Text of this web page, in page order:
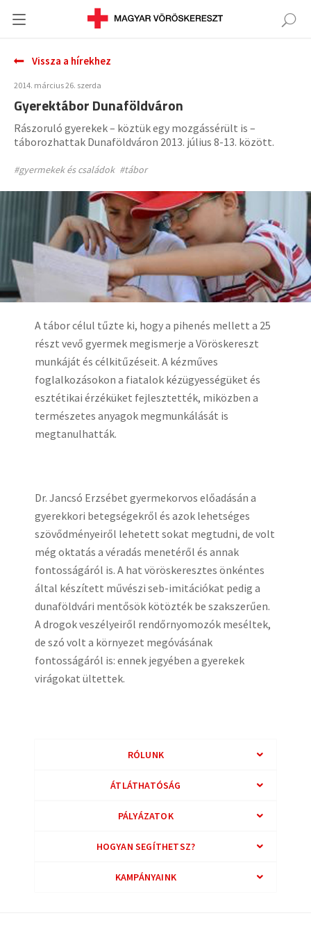
Vissza a hírekhez
2014. március 26. szerda
Gyerektábor Dunaföldváron
Rászoruló gyerekek – köztük egy mozgássérült is –
táborozhattak Dunaföldváron 2013. július 8-13. között.
#gyermekek és családok #tábor
A tábor célul tűzte ki, hogy a pihenés mellett a 25
részt vevő gyermek megismerje a Vöröskereszt
munkáját és célkitűzéseit. A kézműves
foglalkozásokon a fiatalok kézügyességüket és
esztétikai érzéküket fejlesztették, miközben a
természetes anyagok megmunkálását is
megtanulhatták.
Dr. Jancsó Erzsébet gyermekorvos előadásán a
gyerekkori betegségekről és azok lehetséges
szövődményeiről lehetett sokat megtudni, de volt
még oktatás a véradás menetéről és annak
fontosságáról is. A hat vöröskeresztes önkéntes
által készített művészi seb-imitációkat pedig a
dunaföldvári mentősök kötözték be szakszerűen.
A drogok veszélyeiről rendőrnyomozók meséltek,
de szó volt a környezet megóvásának
fontosságáról is: ennek jegyében a gyerekek
virágokat ültettek.
RÓLUNK
ÁTLÁTHATÓSÁG
PÁLYÁZATOK
HOGYAN SEGÍTHETSZ?
KAMPÁNYAINK